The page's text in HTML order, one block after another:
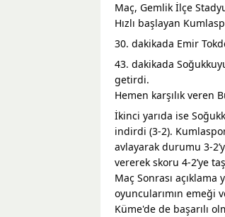
Maç, Gemlik İlçe
Hızlı başlayan
30. dakikada Emir
43. dakikada
getirdi.
Hemen karşılık veren
İkinci yarıda ise
indirdi (3-2).
avlayarak durumu 3-
vererek skoru 4-2’ye
Maç Sonrası
oyuncularımın emeği
Küme'de de başarılı